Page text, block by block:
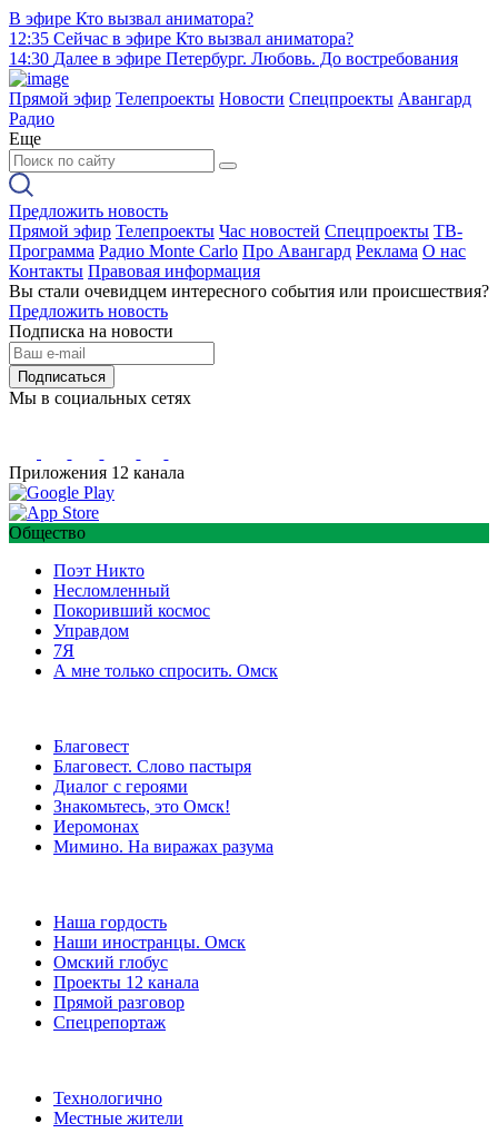
В эфире Кто вызвал аниматора?
12:35 Сейчас в эфире Кто вызвал аниматора?
14:30 Далее в эфире Петербург. Любовь. До востребования
Прямой эфир Телепроекты Новости Спецпроекты Авангард
Радио
Еще
Предложить новость
Прямой эфир Телепроекты Час новостей Спецпроекты ТВ-
Программа Радио Monte Carlo Про Авангард Реклама О нас
Контакты Правовая информация
Вы стали очевидцем интересного события или происшествия?
Предложить новость
Подписка на новости
Подписаться
Мы в социальных сетях
Приложения 12 канала
Общество
Поэт Никто
Несломленный
Покоривший космос
Управдом
7Я
А мне только спросить. Омск
Благовест
Благовест. Слово пастыря
Диалог с героями
Знакомьтесь, это Омск!
Иеромонах
Мимино. На виражах разума
Наша гордость
Наши иностранцы. Омск
Омский глобус
Проекты 12 канала
Прямой разговор
Спецрепортаж
Технологично
Местные жители